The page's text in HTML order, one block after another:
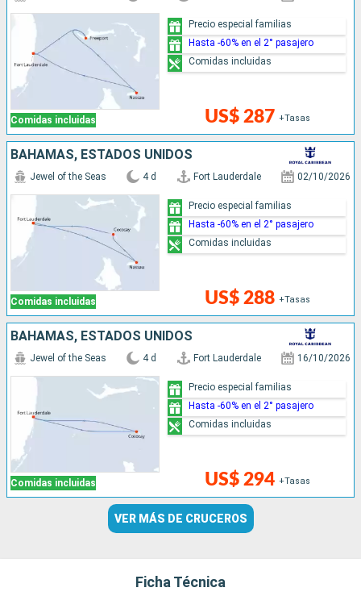
Comidas incluidas US$ 287 +Tasas
Precio especial familias
Hasta -60% en el 2° pasajero
Comidas incluidas
BAHAMAS, ESTADOS UNIDOS
Comidas incluidas
Jewel of the Seas 4 d Fort Lauderdale 02/10/2026
US$ 288 +Tasas
Precio especial familias
Hasta -60% en el 2° pasajero
Comidas incluidas
BAHAMAS, ESTADOS UNIDOS
Comidas incluidas
Jewel of the Seas 4 d Fort Lauderdale 16/10/2026
US$ 294 +Tasas
Precio especial familias
Hasta -60% en el 2° pasajero
Comidas incluidas
VER MÁS DE CRUCEROS
Ficha Técnica